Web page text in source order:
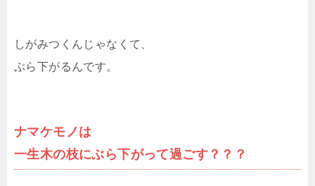
しがみつくんじゃなくて、
ぶら下がるんです。
ナマケモノは
一生木の枝にぶら下がって過ごす？？？